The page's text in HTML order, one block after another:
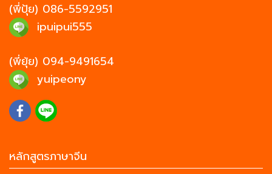
(พี่ปุ้ย) 086-5592951
ipuipui555
(พี่ยุ้ย) 094-9491654
yuipeony
หลักสูตรภาษาจีน